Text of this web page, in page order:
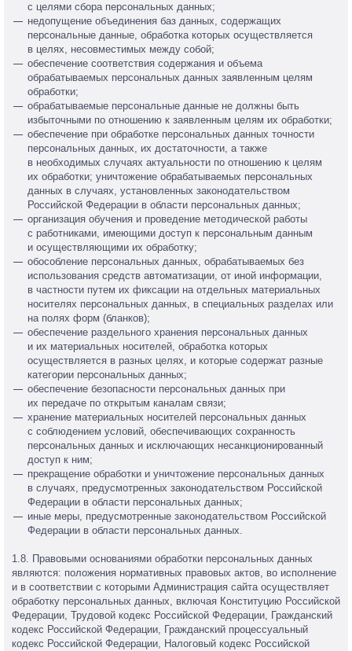
с целями сбора персональных данных;
недопущение объединения баз данных, содержащих
персональные данные, обработка которых осуществляется
в целях, несовместимых между собой;
обеспечение соответствия содержания и объема
обрабатываемых персональных данных заявленным целям
обработки;
обрабатываемые персональные данные не должны быть
избыточными по отношению к заявленным целям их обработки;
обеспечение при обработке персональных данных точности
персональных данных, их достаточности, а также
в необходимых случаях актуальности по отношению к целям
их обработки; уничтожение обрабатываемых персональных
данных в случаях, установленных законодательством
Российской Федерации в области персональных данных;
организация обучения и проведение методической работы
с работниками, имеющими доступ к персональным данным
и осуществляющими их обработку;
обособление персональных данных, обрабатываемых без
использования средств автоматизации, от иной информации,
в частности путем их фиксации на отдельных материальных
носителях персональных данных, в специальных разделах или
на полях форм (бланков);
обеспечение раздельного хранения персональных данных
и их материальных носителей, обработка которых
осуществляется в разных целях, и которые содержат разные
категории персональных данных;
обеспечение безопасности персональных данных при
их передаче по открытым каналам связи;
хранение материальных носителей персональных данных
с соблюдением условий, обеспечивающих сохранность
персональных данных и исключающих несанкционированный
доступ к ним;
прекращение обработки и уничтожение персональных данных
в случаях, предусмотренных законодательством Российской
Федерации в области персональных данных;
иные меры, предусмотренные законодательством Российской
Федерации в области персональных данных.
1.8. Правовыми основаниями обработки персональных данных
являются: положения нормативных правовых актов, во исполнение
и в соответствии с которыми Администрация сайта осуществляет
обработку персональных данных, включая Конституцию Российской
Федерации, Трудовой кодекс Российской Федерации, Гражданский
кодекс Российской Федерации, Гражданский процессуальный
кодекс Российской Федерации, Налоговый кодекс Российской